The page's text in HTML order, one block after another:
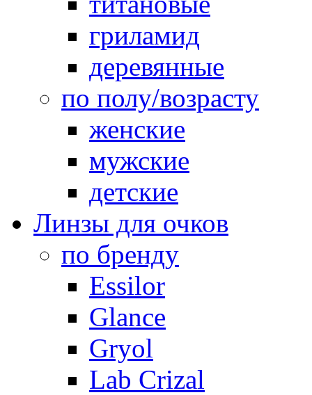
гриламид
деревянные
по полу/возрасту
женские
мужские
детские
Линзы для очков
по бренду
Essilor
Glance
Gryol
Lab Crizal